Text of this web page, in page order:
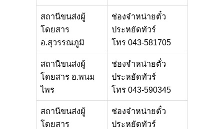
สถานีขนส่งผู้
โดยสาร
อ.สุวรรณภูมิ
ช่องจำหน่ายตั๋ว
ประหยัดทัวร์
โทร 043-581705
สถานีขนส่งผู้
โดยสาร อ.พนม
ไพร
ช่องจำหน่ายตั๋ว
ประหยัดทัวร์
โทร 043-590345
สถานีขนส่งผู้
โดยสาร
ช่องจำหน่ายตั๋ว
ประหยัดทัวร์